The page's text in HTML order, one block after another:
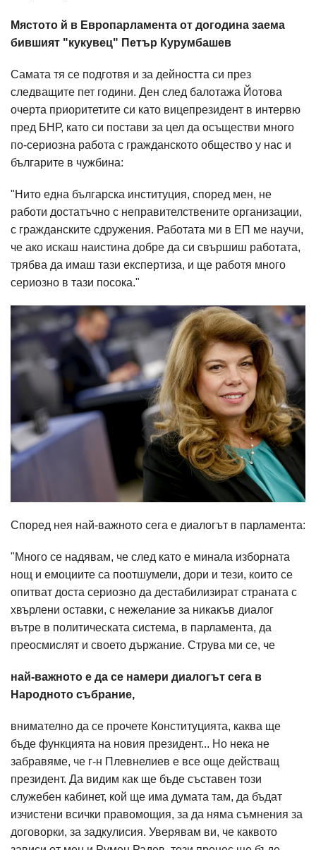
Мястото й в Европарламента от догодина заема
бившият "кукувец" Петър Курумбашев
Самата тя се подготвя и за дейността си през
следващите пет години. Ден след балотажа Йотова
очерта приоритетите си като вицепрезидент в интервю
пред БНР, като си постави за цел да осъществи много
по-сериозна работа с гражданското общество у нас и
българите в чужбина:
"Нито една българска институция, според мен, не
работи достатъчно с неправителствените организации,
с гражданските сдружения. Работата ми в ЕП ме научи,
че ако искаш наистина добре да си свършиш работата,
трябва да имаш тази експертиза, и ще работя много
сериозно в тази посока."
Според нея най-важното сега е диалогът в парламента:
"Много се надявам, че след като е минала изборната
нощ и емоциите са поотшумели, дори и тези, които се
опитват доста сериозно да дестабилизират страната с
хвърлени оставки, с нежелание за никакъв диалог
вътре в политическата система, в парламента, да
преосмислят и своето държание. Струва ми се, че
най-важното е да се намери диалогът сега в
Народното събрание,
внимателно да се прочете Конституцията, каква ще
бъде функцията на новия президент... Но нека не
забравяме, че г-н Плевнелиев е все още действащ
президент. Да видим как ще бъде съставен този
служебен кабинет, кой ще има думата там, да бъдат
изчистени всички правомощия, за да няма съмнения за
договорки, за задкулисия. Уверявам ви, че каквото